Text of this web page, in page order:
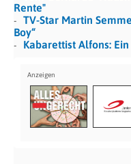
Rente"
TV-Star Martin
Boy“
Kabarettist Alfons: